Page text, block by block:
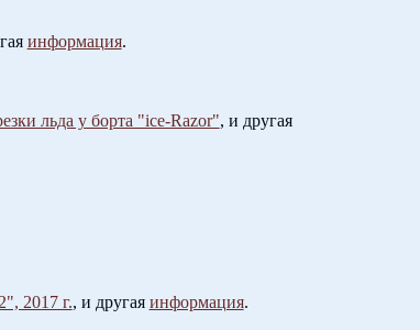
информация.
льда у борта "ice-Razor", и другая
2017 г., и другая информация.